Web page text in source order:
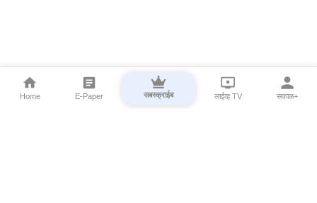
Home E-Paper सबस्क्राईब लाईव्ह TV सकाळ+